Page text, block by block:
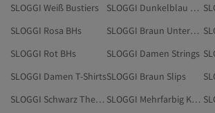
SLOGGI Weiß Bustiers
SLOGGI Dunkelblau Kleidung
SLOGGI Rosa BHs
SLOGGI Braun Unterwäsche & Nachtwäsche
SLOGGI Rot BHs
SLOGGI Damen Strings
SLOGGI Damen T-ShirtsSLOGGI Braun Slips
SLOGGI Schwarz Thermounterwäsche
SLOGGI Mehrfarbig Kleidung